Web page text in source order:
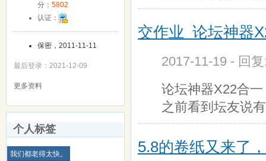
分： 5802
认证：
保密，2011-11-11
最后登录：2021-12-09
更多资料
个人标签
我们都老得太快。
交作业 论坛神器
2017-11-19 - 回
论坛神器X22合
之前看到坛友说
5.8的卷纸又来了